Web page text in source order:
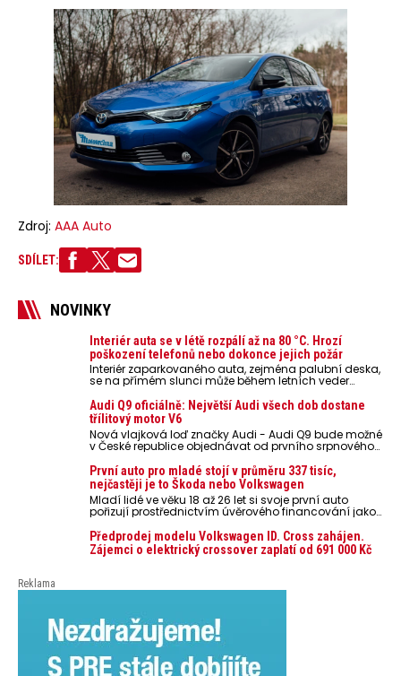
Zdroj: AAA Auto
SDÍLET:
NOVINKY
Interiér auta se v létě rozpálí až na 80 °C. Hrozí
poškození telefonů nebo dokonce jejich požár
Interiér zaparkovaného auta, zejména palubní deska,
se na přímém slunci může během letních veder
nebezpečí pro odložené mobilní telefony, powerbanky
nebo notebooky. Můžou urychlit stárnutí baterií,
poškodit elektroniku a ve výjimečných případech i
zvýšit riziko požáru.
Audi Q9 oficiálně: Největší Audi všech dob dostane
třílitový motor V6
Nová vlajková loď značky Audi - Audi Q9 bude možné
v České republice objednávat od prvního srpnového
První auto pro mladé stojí v průměru 337 tisíc,
nejčastěji je to Škoda nebo Volkswagen
Mladí lidé ve věku 18 až 26 let si svoje první auto
pořizují prostřednictvím úvěrového financování jako
auto. Průměrná pořizovací cena vozu dosahuje 337
tisíc korun a průměrná financovaná částka
přesahuje 251 tisíc korun. Vyplývá to z dat Leasingu
Předprodej modelu Volkswagen ID. Cross zahájen.
Zájemci o elektrický crossover zaplatí od 691 000 Kč
Reklama